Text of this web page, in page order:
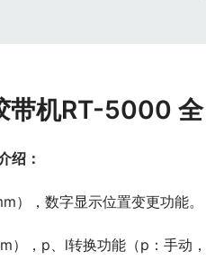
带机RT-5000
绍：
），数字显示位置变更功能。
，p、l转换功能（p：手动，